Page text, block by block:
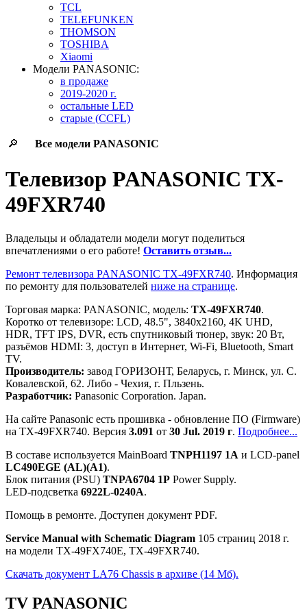
TCL
TELEFUNKEN
THOMSON
TOSHIBA
Xiaomi
Модели PANASONIC:
в продаже
2019-2020 г.
остальные LED
старые (CCFL)
🔎 Все модели PANASONIC
Телевизор PANASONIC TX-
49FXR740
Владельцы и обладатели модели могут поделиться
впечатлениями о его работе! Оставить отзыв...
Ремонт телевизора PANASONIC TX-49FXR740. Информация
по ремонту для пользователей ниже на странице.
Торговая марка: PANASONIC, модель: TX-49FXR740.
Коротко от телевизоре: LCD, 48.5", 3840x2160, 4K UHD,
HDR, TFT IPS, DVR, есть спутниковый тюнер, звук: 20 Вт,
разъёмов HDMI: 3, доступ в Интернет, Wi-Fi, Bluetooth, Smart
TV.
Производитель: завод ГОРИЗОНТ, Беларусь, г. Минск, ул. С.
Ковалевской, 62. Либо - Чехия, г. Пльзень.
Разработчик: Panasonic Corporation. Japan.
На сайте Panasonic есть прошивка - обновление ПО (Firmware)
на TX-49FXR740. Версия 3.091 от 30 Jul. 2019 г. Подробнее...
В составе используется MainBoard TNPH1197 1A и LCD-panel
LC490EGE (AL)(A1).
Блок питания (PSU) TNPA6704 1P Power Supply.
LED-подсветка 6922L-0240A.
Помощь в ремонте. Доступен документ PDF.
Service Manual with Schematic Diagram 105 страниц 2018 г.
на модели TX-49FX740E, TX-49FXR740.
Скачать документ LA76 Chassis в архиве (14 Мб).
TV PANASONIC